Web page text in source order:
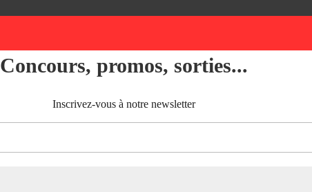
Concours, promos, sorties...
Inscrivez-vous à notre newsletter